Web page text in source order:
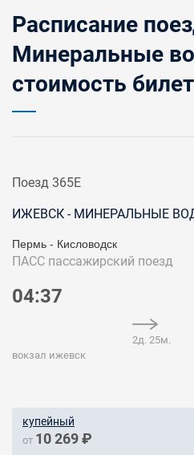
Расписание
Минеральные
стоимость
Поезд 365Е
ИЖЕВСК - МИНЕРАЛЬНЫЕ
Пермь - Кисловодск
ПАСС пассажирский поезд
04:37
вокзал ижевск
2д. 25м.
купейный
от 10 269 ₽